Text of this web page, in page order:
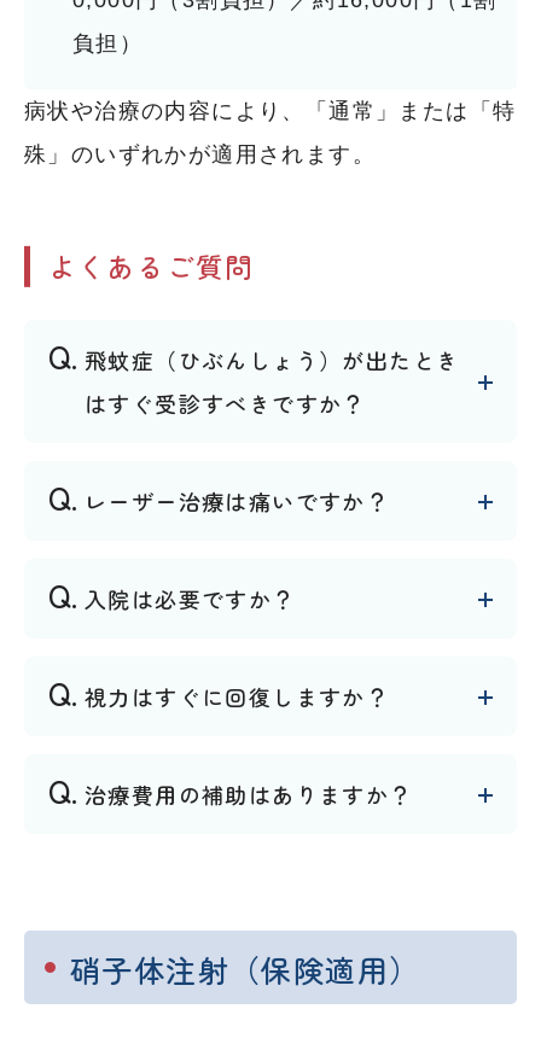
負担）
病状や治療の内容により、「通常」または「特
殊」のいずれかが適用されます。
よくあるご質問
飛蚊症（ひぶんしょう）が出たとき
はすぐ受診すべきですか？
レーザー治療は痛いですか？
入院は必要ですか？
視力はすぐに回復しますか？
治療費用の補助はありますか？
硝子体注射（保険適用）